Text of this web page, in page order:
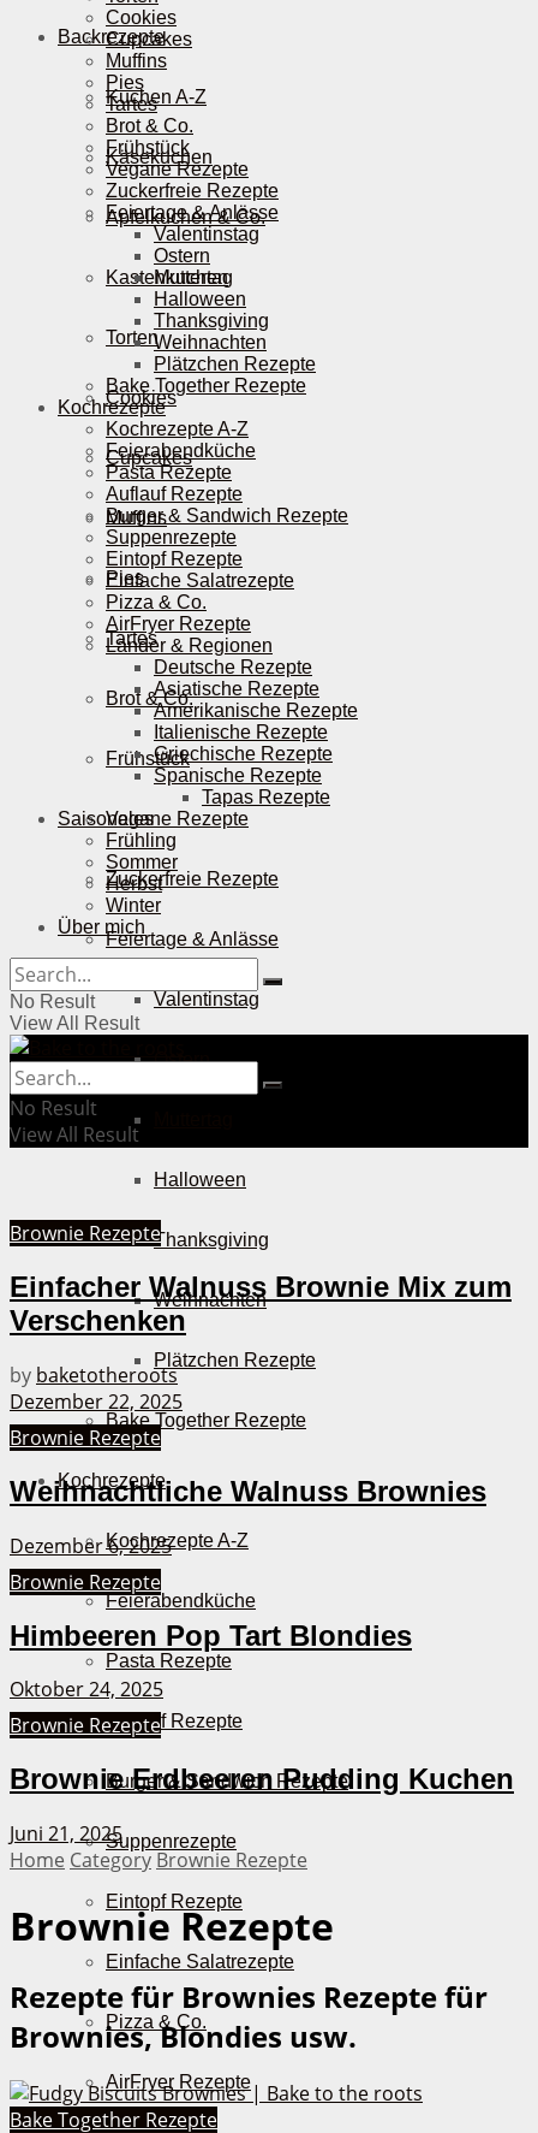
Backrezepte
Kuchen A-Z
Käsekuchen
Apfelkuchen & Co.
Kastenkuchen
Torten
Cookies
Cupcakes
Muffins
Pies
Tartes
Brot & Co.
Frühstück
Vegane Rezepte
Zuckerfreie Rezepte
Feiertage & Anlässe
Valentinstag
Ostern
Halloween
Thanksgiving
Weihnachten
Plätzchen Rezepte
Bake Together Rezepte
Kochrezepte
Kochrezepte A-Z
Feierabendküche
Pasta Rezepte
Auflauf Rezepte
Burger & Sandwich Rezepte
Suppenrezepte
Eintopf Rezepte
Einfache Salatrezepte
Pizza & Co.
AirFryer Rezepte
Cookies
Cupcakes
Muffins
Pies
Tartes
Brot & Co.
Frühstück
Vegane Rezepte
Zuckerfreie Rezepte
Feiertage & Anlässe
Valentinstag
Ostern
Muttertag
Halloween
Thanksgiving
Weihnachten
Plätzchen Rezepte
Bake Together Rezepte
Kochrezepte
Kochrezepte A-Z
Feierabendküche
Pasta Rezepte
Auflauf Rezepte
Burger & Sandwich Rezepte
Suppenrezepte
Eintopf Rezepte
Einfache Salatrezepte
Pizza & Co.
AirFryer Rezepte
Länder & Regionen
Deutsche Rezepte
Asiatische Rezepte
Amerikanische Rezepte
Italienische Rezepte
Griechische Rezepte
Spanische Rezepte
Tapas Rezepte
Saisonales
Frühling
Sommer
Herbst
Winter
Über mich
No Result
View All Result
No Result
View All Result
Brownie Rezepte
Einfacher Walnuss Brownie Mix zum
Verschenken
by baketotheroots
Dezember 22, 2025
Brownie Rezepte
Weihnachtliche Walnuss Brownies
Dezember 6, 2025
Brownie Rezepte
Himbeeren Pop Tart Blondies
Oktober 24, 2025
Brownie Rezepte
Brownie Erdbeeren Pudding Kuchen
Juni 21, 2025
Home Category Brownie Rezepte
Brownie Rezepte
Rezepte für Brownies Rezepte für
Brownies, Blondies usw.
Bake Together Rezepte